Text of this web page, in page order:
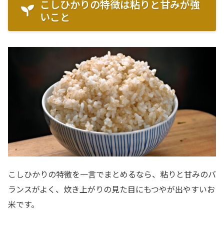
こしひかりの特徴は粘りと甘みが強
いこと
こしひかりの特徴を一言でまとめるなら、粘りと甘みのバ
ランスがよく、炊き上がりの見た目にもつやが出やすいお
米です。